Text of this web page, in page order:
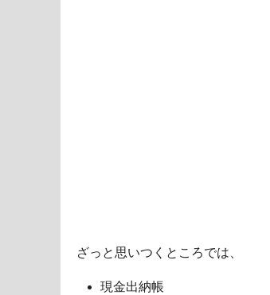
ざっと思いつくところでは、
現金出納帳